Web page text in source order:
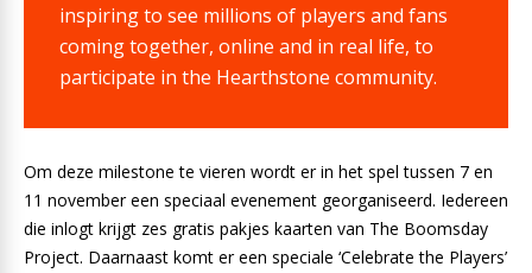
inspiring to see millions of players and fans
coming together, online and in real life, to
participate in the Hearthstone community.
Om deze milestone te vieren wordt er in het spel tussen 7 en
11 november een speciaal evenement georganiseerd. Iedereen
die inlogt krijgt zes gratis pakjes kaarten van The Boomsday
Project. Daarnaast komt er een speciale ‘Celebrate the Players’